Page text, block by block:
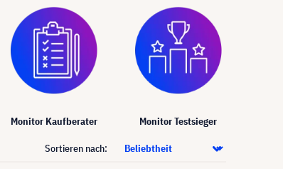
Monitor Kaufberater Monitor Testsieger
Sortieren nach: